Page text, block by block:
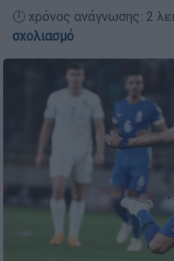
🕛 χρόνος ανάγνωσης: 2
σχολιασμό